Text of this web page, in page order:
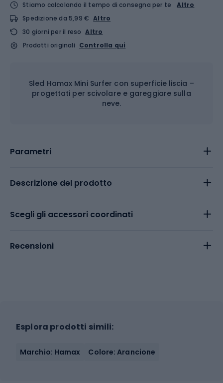
Stiamo calcolando il tempo di consegna per te
Altro
Spedizione da 5,99 € Altro
30 giorni per il reso Altro
Prodotti originali Controlla qui
Sled Hamax Mini Surfer con superficie liscia –
progettati per scivolare e gareggiare sulla
neve.
Parametri
Descrizione del prodotto
Scegli gli accessori coordinati
Recensioni
Esplora prodotti simili:
Marchio: Hamax Colore: Arancione